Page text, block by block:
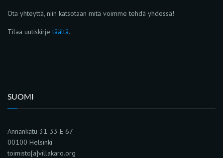
Ota yhteyttä, niin katsotaan mitä voimme tehdä yhdessä!
Tilaa uutiskirjetäältä.
SUOMI
Annankatu 31-33 E 67
00100 Helsinki
toimisto[a]villakaro.org